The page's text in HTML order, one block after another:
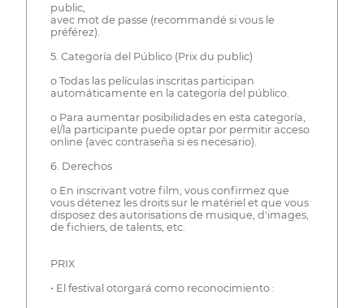
public,
avec mot de passe (recommandé si vous le
préférez).
5. Categoría del Público (Prix du public)
o Todas las películas inscritas participan
automáticamente en la categoría del público.
o Para aumentar posibilidades en esta categoría,
el/la participante puede optar por permitir acceso
online (avec contraseña si es necesario).
6. Derechos
o En inscrivant votre film, vous confirmez que
vous détenez les droits sur le matériel et que vous
disposez des autorisations de musique, d'images,
de fichiers, de talents, etc.
PRIX
• El festival otorgará como reconocimiento :